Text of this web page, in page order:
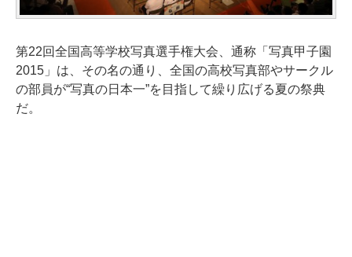
第22回全国高等学校写真選手権大会、通称「写真甲子園
2015」は、その名の通り、全国の高校写真部やサークル
の部員が“写真の日本一”を目指して繰り広げる夏の祭典
だ。